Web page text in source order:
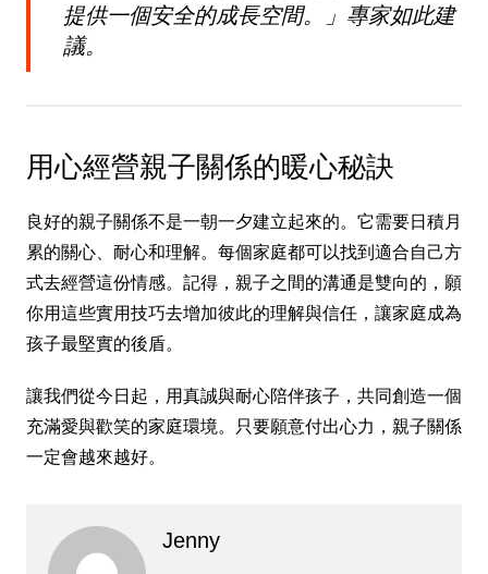
提供一個安全的成長空間。」專家如此建
議。
用心經營親子關係的暖心秘訣
良好的親子關係不是一朝一夕建立起來的。它需要日積月
累的關心、耐心和理解。每個家庭都可以找到適合自己方
式去經營這份情感。記得，親子之間的溝通是雙向的，願
你用這些實用技巧去增加彼此的理解與信任，讓家庭成為
孩子最堅實的後盾。
讓我們從今日起，用真誠與耐心陪伴孩子，共同創造一個
充滿愛與歡笑的家庭環境。只要願意付出心力，親子關係
一定會越來越好。
Jenny